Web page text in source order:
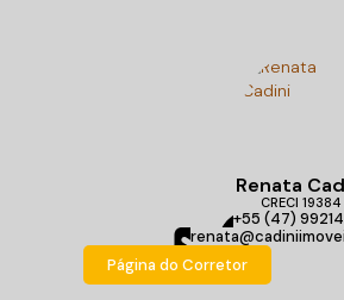
Renata
CRECI 19384
+55 (47)
Página do Corretor